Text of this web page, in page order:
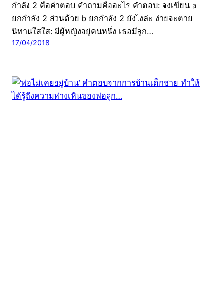
กำลัง 2 คือคำตอบ คำถามคืออะไร คำตอบ: จงเขียน a
ยกกำลัง 2 ส่วนด้วย b ยกกำลัง 2 ยังไงล่ะ ง่ายจะตาย
นิทานใสใส: มีผู้หญิงอยู่คนหนึ่ง เธอมีลูก…
17/04/2018